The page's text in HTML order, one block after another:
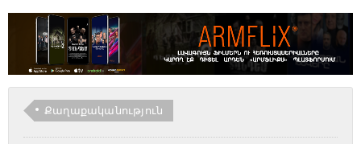
Քաղաքականություն